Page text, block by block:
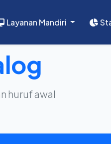
Layanan Mandiri
huruf awal